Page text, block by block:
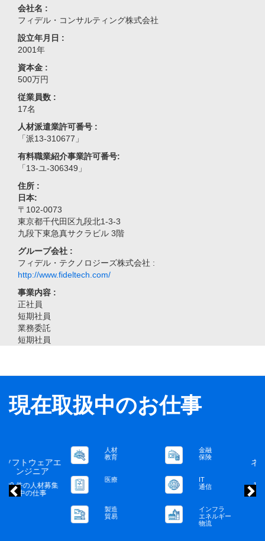
会社名 :
フィデル・コンサルティング株式会社
設立年月日 :
2001年
資本金 :
500万円
従業員数 :
17名
人材派遣業許可番号 :
「派13-310677」
有料職業紹介事業許可番号:
「13-ユ-306349」
住所 :
日本:
〒102-0073
東京都千代田区九段北1-3-3
九段下東急真サクラビル 3階
グループ会社 :
フィデル・テクノロジーズ株式会社 :
http://www.fideltech.com/
事業内容 :
正社員
短期社員
業務委託
短期社員
現在取扱中のお仕事
通信
インフラ
エネルギー
ネットワークエ
19 件の人材募集
人材
教育
医療
製造
貿易